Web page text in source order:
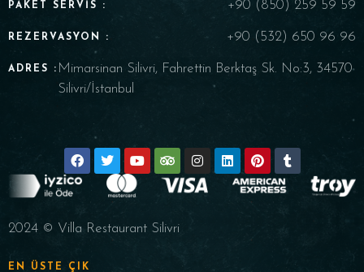
PAKET SERVIS : +90 (850) 259 59 59
REZERVASYON : +90 (532) 650 96 96
ADRES : Mimarsinan Silivri, Fahrettin Berktaş Sk. No:3, 34570
Silivri/İstanbul
2024 © Villa Restaurant Silivri
EN ÜSTE ÇIK